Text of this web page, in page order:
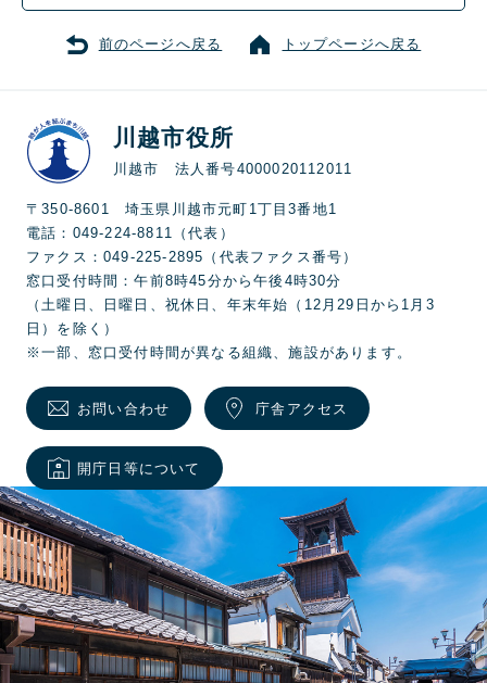
前のページへ戻る トップページへ戻る
川越市役所
川越市 法人番号4000020112011
〒350-8601 埼玉県川越市元町1丁目3番地1
電話：049-224-8811（代表）
ファクス：049-225-2895（代表ファクス番号）
窓口受付時間：午前8時45分から午後4時30分
（土曜日、日曜日、祝休日、年末年始（12月29日から1月3
日）を除く）
※一部、窓口受付時間が異なる組織、施設があります。
お問い合わせ 庁舎アクセス
開庁日等について